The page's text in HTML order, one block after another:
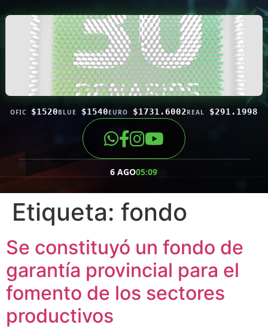
OFIC $1520BLUE $1540EURO $1731.6002REAL $291.1998
6 AGO05:09
Etiqueta: fondo
Se constituyó un fondo de
garantía provincial para el
fomento de los sectores
productivos